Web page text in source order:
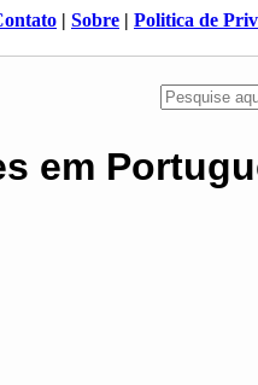
| Sobre | Politica de
em